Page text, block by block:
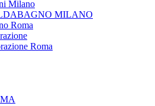
Milano
MILANO
Roma
Roma